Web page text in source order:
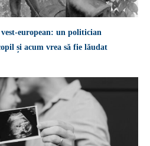
european: un politician
și acum vrea să fie lăudat